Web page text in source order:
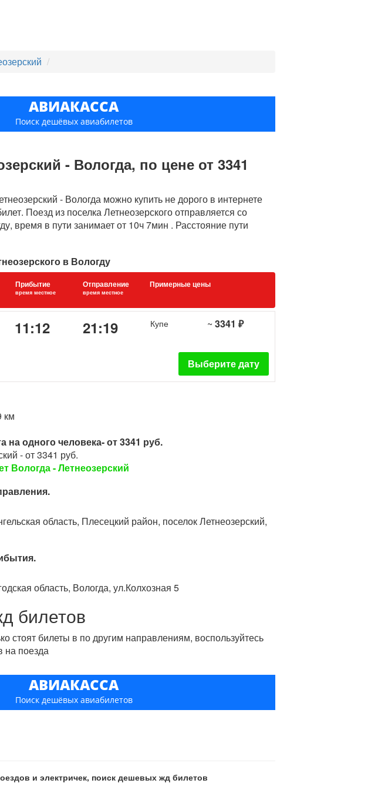
АВИАКАССА
Поиск дешёвых авиабилетов
- Вологда, по цене от 3341
- Вологда можно купить не дорого в интернете
Поезд из поселка Летнеозерского отправляется со
время в пути занимает от 10ч 7мин . Расстояние пути
в Вологду
Прибытие
время местное
Отправление
время местное
Примерные цены
11:12 21:19 Купе ~ 3341 ₽
Выберите дату
км
на одного человека- от 3341 руб.
- от 3341 руб.
Вологда - Летнеозерский
область, Плесецкий район, поселок Летнеозерский,
область, Вологда, ул.Колхозная 5
билетов
стоят билеты в по другим направлениям, воспользуйтесь
на поезда
АВИАКАССА
Поиск дешёвых авиабилетов
и электричек, поиск дешевых жд билетов